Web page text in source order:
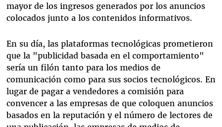
mayor de los ingresos generados por los anuncios
colocados junto a los contenidos informativos.
En su día, las plataformas tecnológicas prometieron
que la "publicidad basada en el comportamiento"
sería un filón tanto para los medios de
comunicación como para sus socios tecnológicos. En
lugar de pagar a vendedores a comisión para
convencer a las empresas de que coloquen anuncios
basados en la reputación y el número de lectores de